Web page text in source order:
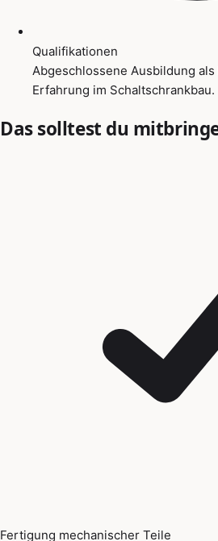
Qualifikationen
Abgeschlossene Ausbildung
Erfahrung im Schaltschrankbau.
Das solltest du
Fertigung mechanischer Teile